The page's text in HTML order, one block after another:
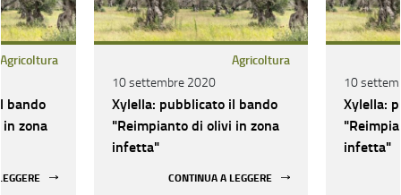
Agricoltura
bando
zona
Agricoltura
10 settembre 2020
Xylella: pubblicato il bando
"Reimpianto di olivi in zona
infetta"
CONTINUA A LEGGERE
10
Xylella:
infetta"